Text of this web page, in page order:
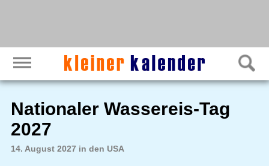
Nationaler Wassereis-Tag
2027
14. August 2027 in den USA